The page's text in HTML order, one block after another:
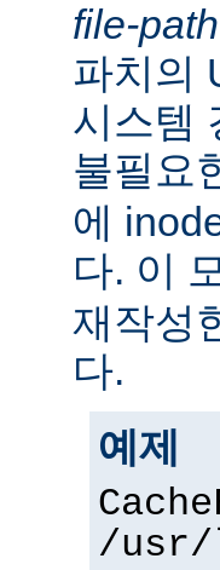
file-path
파치의
시스템
불필요
에
다. 이
재작성
다.
예제
/usr/